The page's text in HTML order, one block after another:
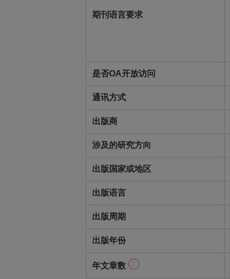
期刊语言要求
是否OA开放访问
通讯方式
出版商
涉及的研究方向
出版国家或地区
出版语言
出版周期
出版年份
年文章数